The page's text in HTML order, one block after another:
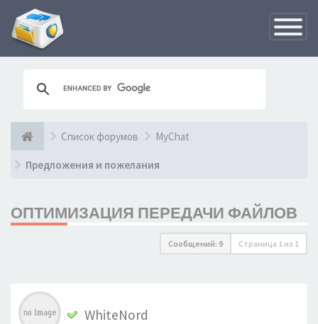
Список форумов MyChat
Предложения и пожелания
ОПТИМИЗАЦИЯ ПЕРЕДАЧИ ФАЙЛОВ
Сообщений: 9 Страница 1 из 1
WhiteNord